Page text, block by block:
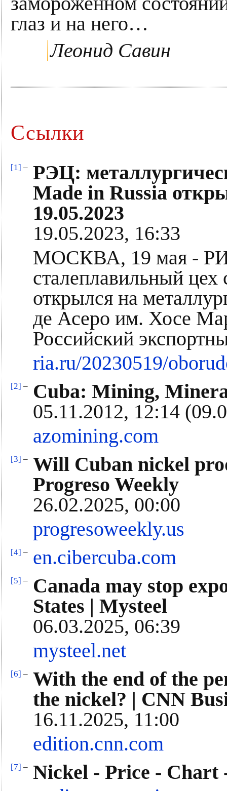
глаз и на него…
Леонид Савин
Ссылки
[1] – РЭЦ:
Made in Russia
19.05.2023
19.05.2023, 16:33
МОСКВА, 19 мая -
сталеплавильный
открылся на
де Асеро им. Хосе
Российский
ria.ru/20230519/
[2] –
Cuba: Mining,
05.11.2012, 12:14
azomining.com
[3] – Will Cuban nickel
Progreso Weekly
26.02.2025, 00:00
progresoweekly.us
[4] – en.cibercuba.com
[5] –
Canada may stop
States | Mysteel
06.03.2025, 06:39
mysteel.net
[6] – With the end of the
the nickel? | CNN
16.11.2025, 11:00
edition.cnn.com
[7] – Nickel - Price - Chart